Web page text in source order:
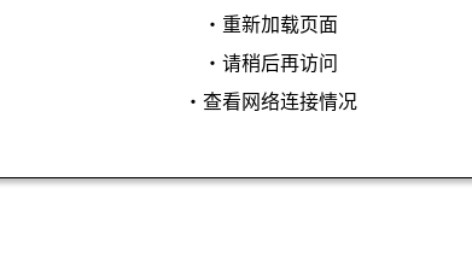
・重新加载页面
・请稍后再访问
・查看网络连接情况